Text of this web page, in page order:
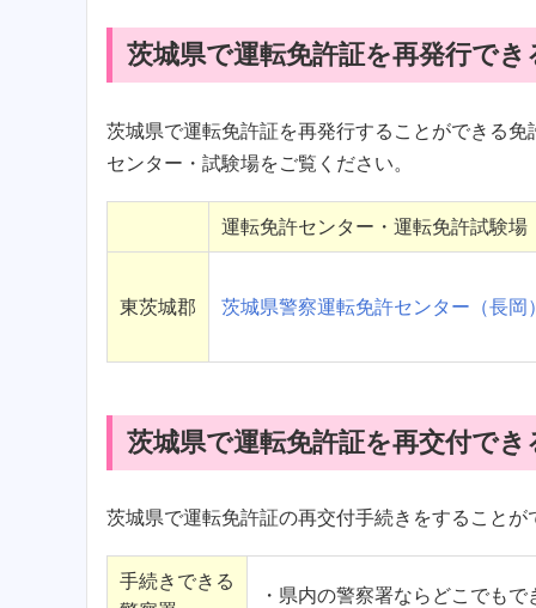
茨城県で運転免許証を再発行で
茨城県で運転免許証を再発行することができる
センター・試験場をご覧ください。
運転免許センター・運転免許試験場
東茨城郡 茨城県警察運転免許センター（長岡）
茨城県で運転免許証を再交付でき
茨城県で運転免許証の再交付手続きをすることが
手続きできる
・県内の警察署ならどこでもで